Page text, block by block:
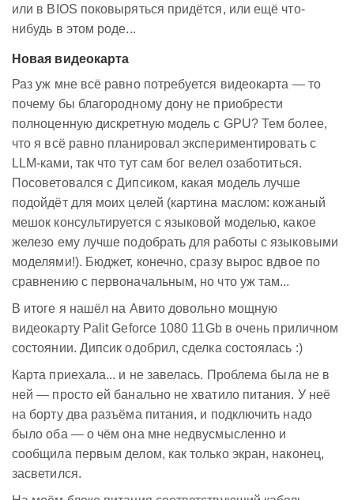
или в BIOS поковыряться придётся, или ещё что-
нибудь в этом роде...
Новая видеокарта
Раз уж мне всё равно потребуется видеокарта — то
почему бы благородному дону не приобрести
полноценную дискретную модель с GPU? Тем более,
что я всё равно планировал экспериментировать с
LLM-ками, так что тут сам бог велел озаботиться.
Посоветовался с Дипсиком, какая модель лучше
подойдёт для моих целей (картина маслом: кожаный
мешок консультируется с языковой моделью, какое
железо ему лучше подобрать для работы с языковыми
моделями!). Бюджет, конечно, сразу вырос вдвое по
сравнению с первоначальным, но что уж там...
В итоге я нашёл на Авито довольно мощную
видеокарту Palit Geforce 1080 11Gb в очень приличном
состоянии. Дипсик одобрил, сделка состоялась :)
Карта приехала... и не завелась. Проблема была не в
ней — просто ей банально не хватило питания. У неё
на борту два разъёма питания, и подключить надо
было оба — о чём она мне недвусмысленно и
сообщила первым делом, как только экран, наконец,
засветился.